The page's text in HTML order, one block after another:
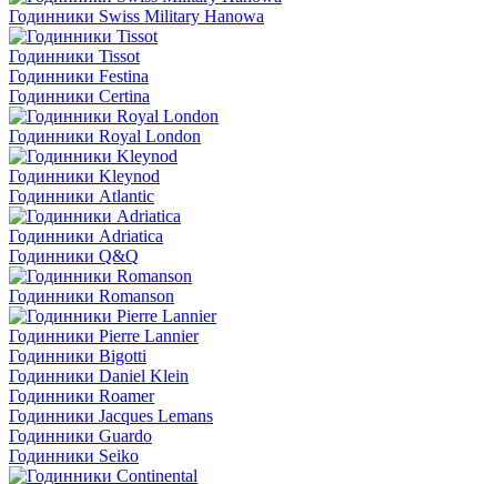
Годинники Swiss Military Hanowa
Годинники Tissot
Годинники Festina
Годинники Certina
Годинники Royal London
Годинники Kleynod
Годинники Atlantic
Годинники Adriatica
Годинники Q&Q
Годинники Romanson
Годинники Pierre Lannier
Годинники Bigotti
Годинники Daniel Klein
Годинники Roamer
Годинники Jacques Lemans
Годинники Guardo
Годинники Seiko